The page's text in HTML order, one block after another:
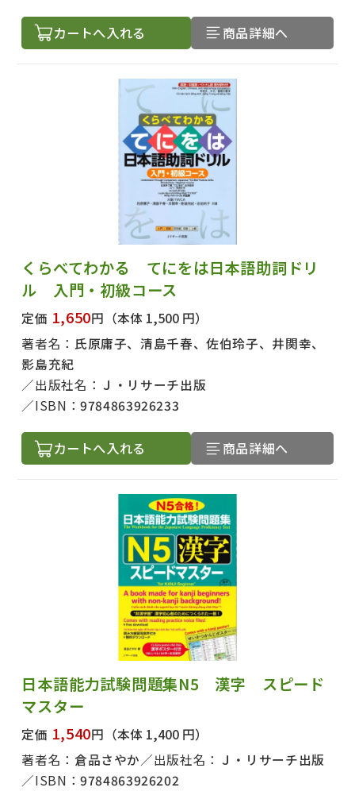
カートへ入れる 商品詳細へ
くらべてわかる てにをは日本語助詞ドリ
ル 入門・初級コース
定価 1,650円 （本体 1,500 円）
著者名： 氏原庸子、清島千春、佐伯玲子、井関幸、
影島充紀
出版社名： Ｊ・リサーチ出版
ISBN：9784863926233
カートへ入れる 商品詳細へ
日本語能力試験問題集N5 漢字 スピード
マスター
定価 1,540円 （本体 1,400 円）
著者名： 倉品さやか 出版社名： Ｊ・リサーチ出版
ISBN：9784863926202